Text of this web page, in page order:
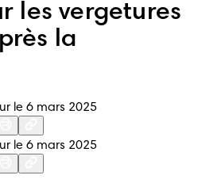
les vergetures
la
le 6 mars 2025
le 6 mars 2025